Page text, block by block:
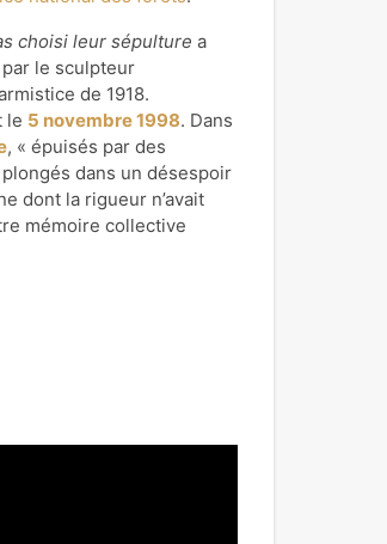
choisi leur sépulture a
le sculpteur
de 1918.
le 5 novembre1998. Dans
, « épuisés par des
dans un désespoir
dont la rigueur n’avait
mémoire collective